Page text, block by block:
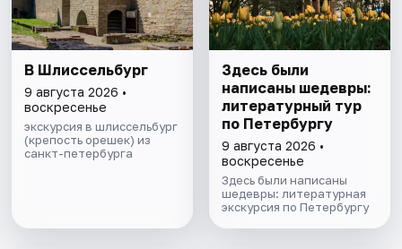
В Шлиссельбург
9 августа 2026 •
воскресенье
экскурсия в шлиссельбург
(крепость орешек) из
санкт-петербурга
Здесь были
написаны шедевры:
литературный тур
по Петербургу
9 августа 2026 •
воскресенье
Здесь были написаны
шедевры: литературная
экскурсия по Петербургу